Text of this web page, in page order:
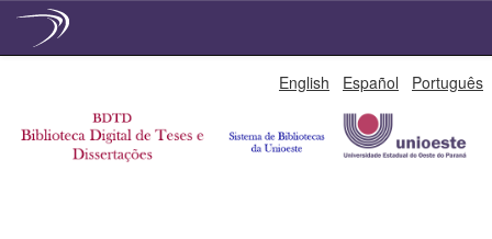
English Español Português